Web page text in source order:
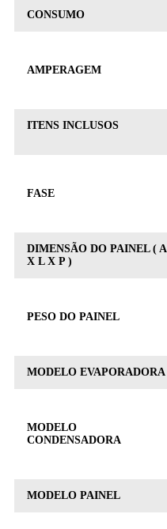
CONSUMO
AMPERAGEM
ITENS INCLUSOS
FASE
DIMENSÃO DO PAINEL ( A
X L X P )
PESO DO PAINEL
MODELO EVAPORADORA
MODELO
CONDENSADORA
MODELO PAINEL